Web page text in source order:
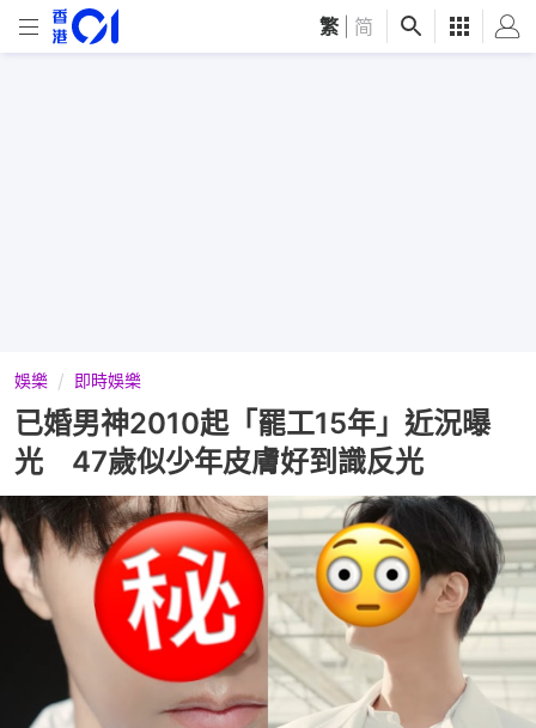
繁 简
娛樂 即時娛樂
已婚男神2010起「罷工15年」近況曝
光 47歲似少年皮膚好到識反光